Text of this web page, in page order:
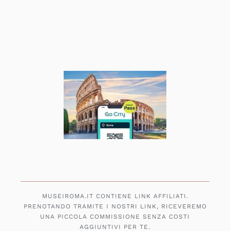
MUSEIROMA.IT CONTIENE LINK AFFILIATI.
PRENOTANDO TRAMITE I NOSTRI LINK, RICEVEREMO
UNA PICCOLA COMMISSIONE SENZA COSTI
AGGIUNTIVI PER TE.